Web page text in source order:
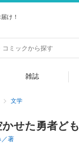
け！
雑誌
文学
せた勇者ども
著